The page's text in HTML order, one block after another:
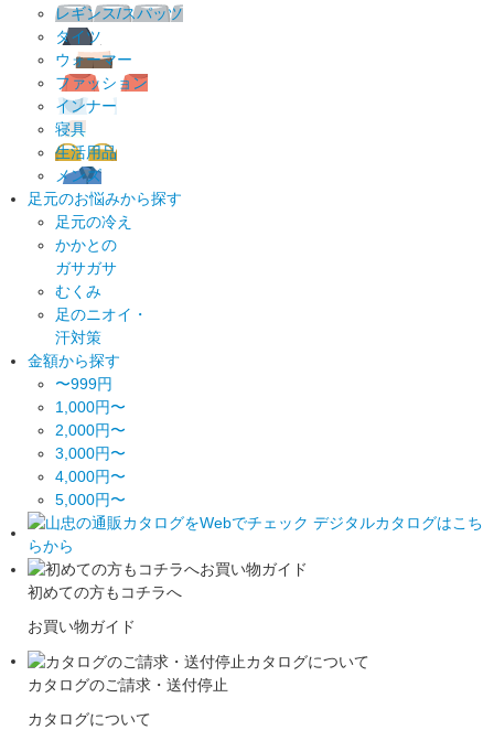
レギンス/スパッツ
タイツ
ウォーマー
ファッション
インナー
寝具
生活用品
メンズ
足元のお悩みから探す
足元の冷え
かかとの
ガサガサ
むくみ
足のニオイ・
汗対策
金額から探す
〜999円
1,000円〜
2,000円〜
3,000円〜
4,000円〜
5,000円〜
初めての方もコチラへ
お買い物ガイド
カタログのご請求・送付停止
カタログについて